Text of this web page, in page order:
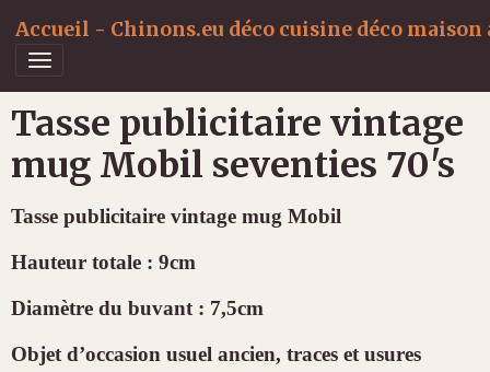
Accueil - Chinons.eu déco cuisine déco
Tasse publicitaire vintage
mug Mobil seventies 70's
Tasse publicitaire vintage mug Mobil
Hauteur totale : 9cm
Diamètre du buvant : 7,5cm
Objet d’occasion usuel ancien, traces et usures